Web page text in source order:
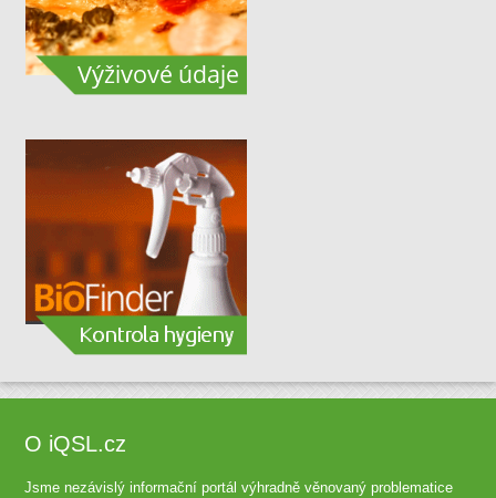
O iQSL.cz
Jsme nezávislý informační portál výhradně věnovaný problematice